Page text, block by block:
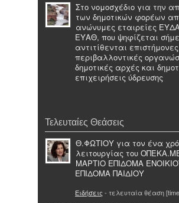
Στο νομοσχέδιο για την
των δημοτικών φορέων
ανώνυμες εταιρείες
ΕΥΑΘ, που ψηφίζεται
αντιτίθενται
περιβαλλοντικές
δημοτικές αρχές και
επιχειρήσεις ύδρευσης
Τελευταίες Θεάσεις
Θ.ΦΩΤΙΟΥ για τον ένα
λειτουργίας του
ΜΑΡΤΙΟ ΕΠΙΔΟΜΑ
ΕΠΙΔΟΜΑ ΠΑΙΔΙΟΥ
Ειδήσεις - τελευταία θέαση